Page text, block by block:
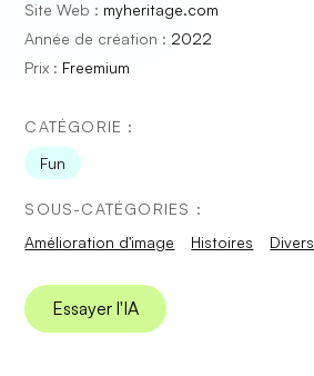
Site Web : myheritage.com
Année de création : 2022
Prix : Freemium
CATÉGORIE :
Fun
SOUS-CATÉGORIES :
Amélioration d'image
Histoires Divers
Essayer l'IA